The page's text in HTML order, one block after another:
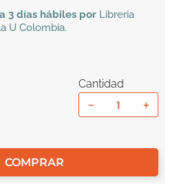
3 días hábiles por Libreria
U Colombia.
Cantidad
＋
－
COMPRAR